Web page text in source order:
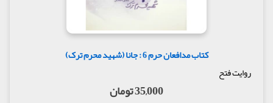
کتاب مدافعان حرم 6 : جانا (شهید محرم ترک)
روایت فتح
35,000 تومان